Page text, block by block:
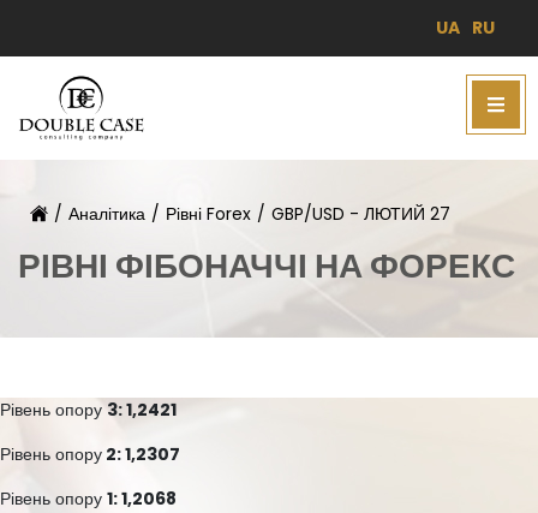
UA RU
/ Аналітика / Рівні Forex / GBP/USD - ЛЮТИЙ 27
РІВНІ ФІБОНАЧЧІ НА ФОРЕКС
Рівень опору 3: 1,2421
Рівень опору 2: 1,2307
Рівень опору 1: 1,2068